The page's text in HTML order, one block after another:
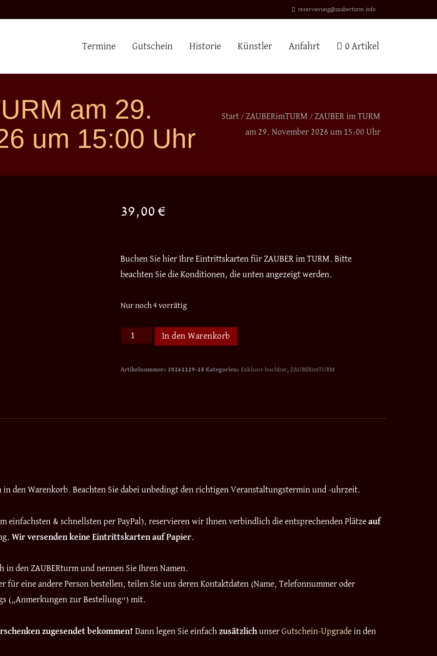
reservierung@zauberturm.info
Termine Gutschein Historie Künstler Anfahrt 0 Artikel
am 29.
um 15:00 Uhr
Start /ZAUBERimTURM / ZAUBER im TURM
am 29. November 2026 um 15:00 Uhr
39,00€
Buchen Sie hier Ihre Eintrittskarten für ZAUBER im TURM. Bitte
beachten Sie die Konditionen, die unten angezeigt werden.
Nur noch 4 vorrätig
ZAUBER
TURM
Menge
In den Warenkorb
Artikelnummer: 20261129-15 Kategorien: Exklusiv buchbar, ZAUBERimTURM
den Warenkorb. Beachten Sie dabei unbedingt den richtigen Veranstaltungstermin und -uhrzeit.
einfachsten & schnellsten per PayPal), reservieren wir Ihnen verbindlich die entsprechenden Plätzeauf
Wir versenden keine Eintrittskarten auf Papier.
den ZAUBERturm und nennen Sie Ihren Namen.
für eine andere Person bestellen, teilen Sie uns deren Kontaktdaten (Name, Telefonnummer oder
(„Anmerkungen zur Bestellung“) mit.
zugesendet bekommen? Dann legen Sie einfachzusätzlichunserGutschein-Upgrade in den